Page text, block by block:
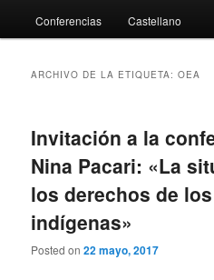
Conferencias Castellano
ARCHIVO DE LA ETIQUETA:OEA
Invitación a la
Nina Pacari: «La
los derechos de
indígenas»
Posted on22 mayo, 2017